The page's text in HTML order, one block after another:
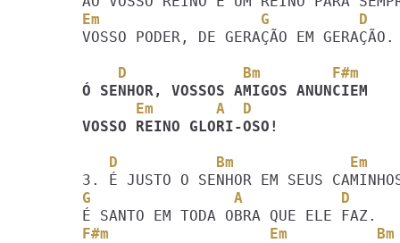
Em                  G          D
VOSSO PODER, DE GERAÇÃO EM GERAÇÃO.
    D             Bm        F#m
      Em       A  D
VOSSO REINO GLORI-OSO!
   D           Bm             Em
G                A           D
F#m                  Em          Bm